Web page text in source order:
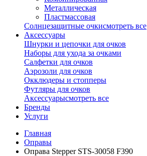
Металлическая
Пластмассовая
Солнцезащитные очкисмотреть все
Аксессуары
Шнурки и цепочки для очков
Наборы для ухода за очками
Салфетки для очков
Аэрозоли для очков
Окклюдеры и стопперы
Футляры для очков
Аксессуарысмотреть все
Бренды
Услуги
Главная
Оправы
Оправа Stepper STS-30058 F390